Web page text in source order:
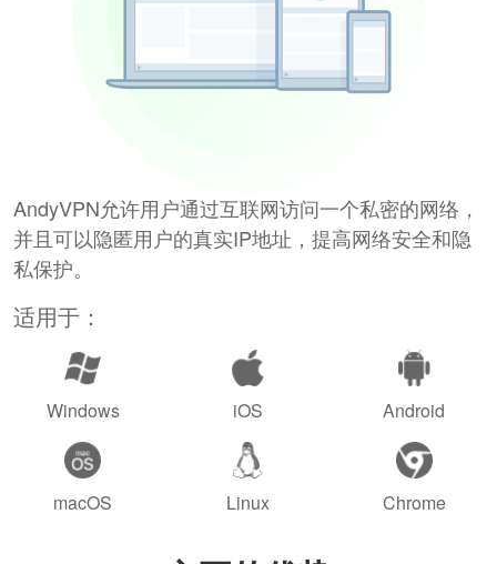
AndyVPN允许用户通过互联网访问一个私密的网络，
并且可以隐匿用户的真实IP地址，提高网络安全和隐
私保护。
适用于：
Windows iOS Android
macOS Linux Chrome